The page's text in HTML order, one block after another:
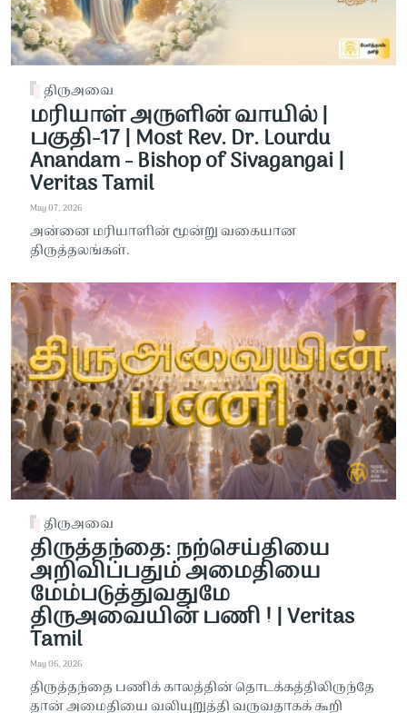
திருஅவை
மரியாள் அருளின் வாயில் |
பகுதி-17 | Most Rev. Dr. Lourdu
Anandam - Bishop of Sivagangai |
Veritas Tamil
May 07, 2026
அன்னை மரியாளின் மூன்று வகையான
திருத்தலங்கள்.
திருஅவை
திருத்தந்தை: நற்செய்தியை
அறிவிப்பதும் அமைதியை
மேம்படுத்துவதுமே
திருஅவையின் பணி ! | Veritas
Tamil
May 06, 2026
திருத்தந்தை பணிக் காலத்தின் தொடக்கத்திலிருந்தே
தான் அமைதியை வலியுறுத்தி வருவதாகக் கூறி